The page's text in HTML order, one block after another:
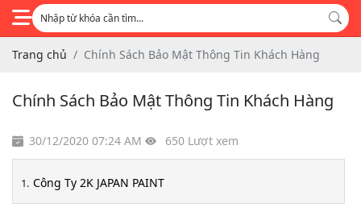
Trang chủ Chính Sách Bảo Mật Thông Tin Khách Hàng
Chính Sách Bảo Mật Thông Tin Khách Hàng
30/12/2020 07:24 AM 650 Lượt xem
Công Ty 2K JAPAN PAINT